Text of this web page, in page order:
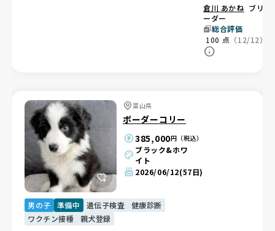
倉川 あかね ブリ
ーダー
総合評価
100 点 （12/12）
富山県
ボーダーコリー
385,000円（税込）
ブラック&ホワ
イト
2026/06/12(57日)
男の子 準備中 遺伝子検査
健康診断
ワクチン接種
親犬登録